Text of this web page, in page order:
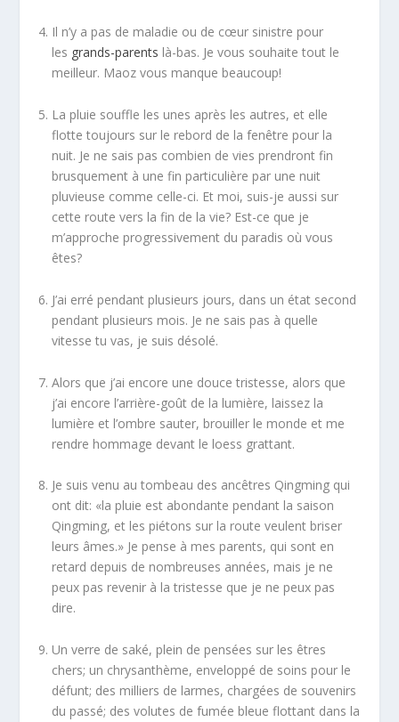
Il n’y a pas de maladie ou de cœur sinistre pour
les grands-parents là-bas. Je vous souhaite tout le
meilleur. Maoz vous manque beaucoup!
La pluie souffle les unes après les autres, et elle
flotte toujours sur le rebord de la fenêtre pour la
nuit. Je ne sais pas combien de vies prendront fin
brusquement à une fin particulière par une nuit
pluvieuse comme celle-ci. Et moi, suis-je aussi sur
cette route vers la fin de la vie? Est-ce que je
m’approche progressivement du paradis où vous
êtes?
J’ai erré pendant plusieurs jours, dans un état second
pendant plusieurs mois. Je ne sais pas à quelle
vitesse tu vas, je suis désolé.
Alors que j’ai encore une douce tristesse, alors que
j’ai encore l’arrière-goût de la lumière, laissez la
lumière et l’ombre sauter, brouiller le monde et me
rendre hommage devant le loess grattant.
Je suis venu au tombeau des ancêtres Qingming qui
ont dit: «la pluie est abondante pendant la saison
Qingming, et les piétons sur la route veulent briser
leurs âmes.» Je pense à mes parents, qui sont en
retard depuis de nombreuses années, mais je ne
peux pas revenir à la tristesse que je ne peux pas
dire.
Un verre de saké, plein de pensées sur les êtres
chers; un chrysanthème, enveloppé de soins pour le
défunt; des milliers de larmes, chargées de souvenirs
du passé; des volutes de fumée bleue flottant dans la